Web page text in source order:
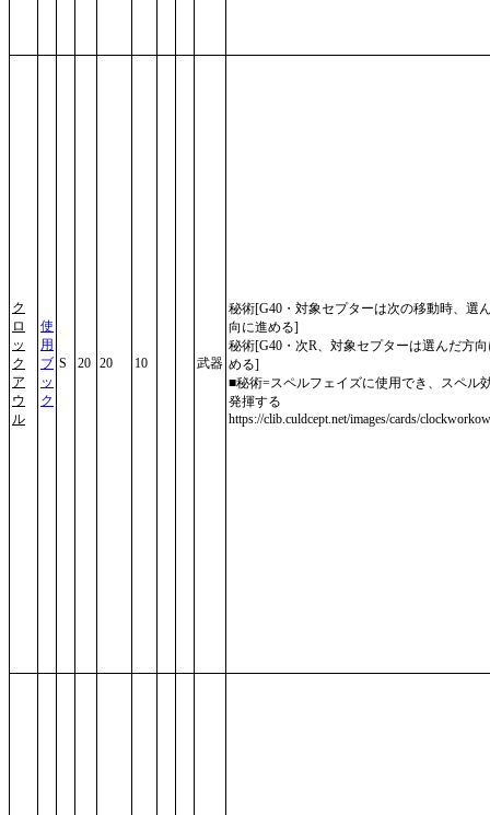
ク
ロ
ッ
ク
ア
ウ
ル
使
用
ブ
ッ
ク
S 20 20 10 武器
秘術[G40・対象セプターは次の移動時、選
向に進める]
秘術[G40・次R、対象セプターは選んだ方
める]
■秘術=スペルフェイズに使用でき、スペル
発揮する
https://clib.culdcept.net/images/cards/